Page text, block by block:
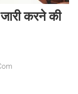
करने की